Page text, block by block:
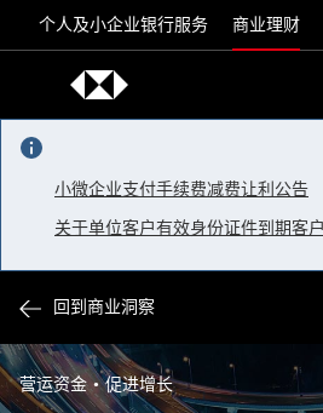
个人及小企业银行服务 商业理财
小微企业支付手续费减费让利公告
关于单位客户有效身份证件到期客
回到商业洞察
营运资金 促进增长